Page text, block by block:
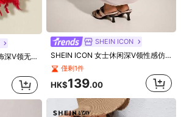
SHEIN ICON 女士水钻装饰深V领无袖迷你连衣裙，毛绒下摆，派对装
SHEIN ICON
SHEIN ICON 女士休闲深V领性感仿皮草迷你连衣裙
僅剩1件
HK$139.00